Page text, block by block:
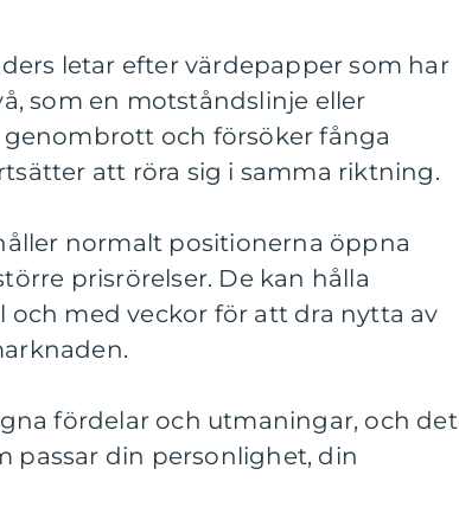
letar efter värdepapper som har
som en motståndslinje eller
och försöker fånga
att röra sig i samma riktning.
normalt positionerna öppna
prisrörelser. De kan hålla
och med veckor för att dra nytta av
fördelar och utmaningar, och det
passar din personlighet, din